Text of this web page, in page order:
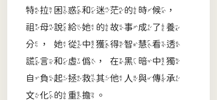
特拉困惑和迷茫的時候，
祖母說給她的故事成了養
分，她從中獲得智慧看透
謊言和虛偽，在黑暗中獨
自負起拯救其他人與傳承
文化的重擔。